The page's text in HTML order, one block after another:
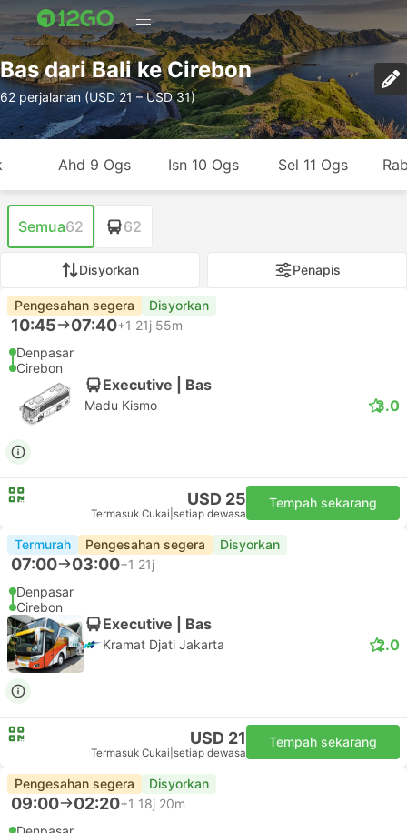
Bas dari Bali ke Cirebon
62 perjalanan (USD 21 – USD 31)
Ahd 9 Ogs Isn 10 Ogs Sel 11 Ogs
Semua62 62
Disyorkan Penapis
Pengesahan segera Disyorkan
10:45 07:40+1 21j 55m
Denpasar
Cirebon
Executive | Bas
Madu Kismo 3.0
USD 25
Termasuk Cukai setiap dewasa
Tempah sekarang
Termurah Pengesahan segera Disyorkan
07:00 03:00+1 21j
Denpasar
Cirebon
Executive | Bas
Kramat Djati Jakarta 2.0
USD 21
Termasuk Cukai setiap dewasa
Tempah sekarang
Pengesahan segera Disyorkan
09:00 02:20+1 18j 20m